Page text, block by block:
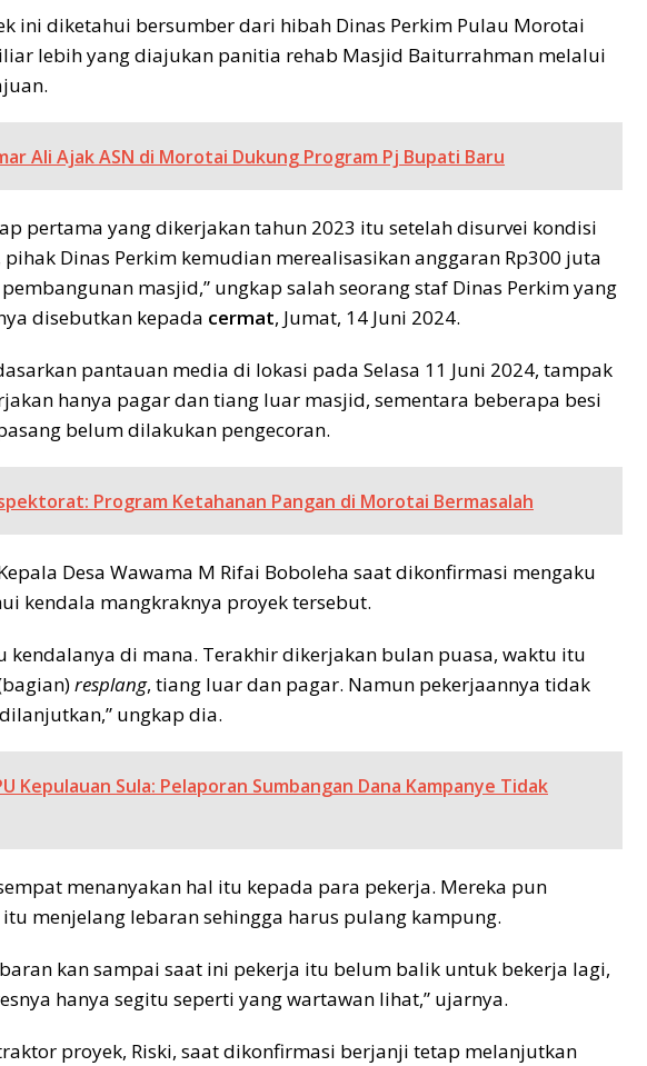
ini diketahui bersumber dari hibah Dinas Perkim Pulau Morotai
lebih yang diajukan panitia rehab Masjid Baiturrahman melalui
Ali Ajak ASN di Morotai Dukung Program Pj Bupati Baru
pertama yang dikerjakan tahun 2023 itu setelah disurvei kondisi
Dinas Perkim kemudian merealisasikan anggaran Rp300 juta
masjid,” ungkap salah seorang staf Dinas Perkim yang
disebutkan kepada cermat, Jumat, 14 Juni 2024.
pantauan media di lokasi pada Selasa 11 Juni 2024, tampak
hanya pagar dan tiang luar masjid, sementara beberapa besi
belum dilakukan pengecoran.
Program Ketahanan Pangan di Morotai Bermasalah
Desa Wawama M Rifai Boboleha saat dikonfirmasi mengaku
kendala mangkraknya proyek tersebut.
kendalanya di mana. Terakhir dikerjakan bulan puasa, waktu itu
resplang, tiang luar dan pagar. Namun pekerjaannya tidak
ungkap dia.
Kepulauan Sula: Pelaporan Sumbangan Dana Kampanye Tidak
menanyakan hal itu kepada para pekerja. Mereka pun
menjelang lebaran sehingga harus pulang kampung.
kan sampai saat ini pekerja itu belum balik untuk bekerja lagi,
hanya segitu seperti yang wartawan lihat,” ujarnya.
proyek, Riski, saat dikonfirmasi berjanji tetap melanjutkan